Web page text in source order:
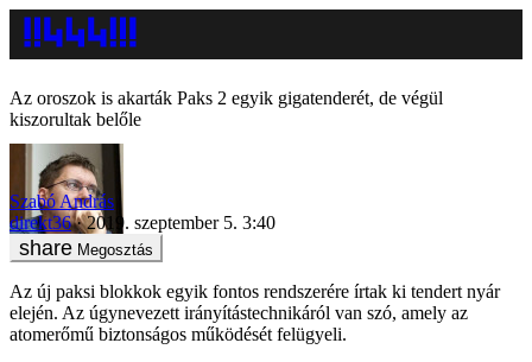
Az oroszok is akarták Paks 2 egyik gigatenderét, de végül
kiszorultak belőle
Szabó András
direkt36
2019. szeptember 5. 3:40
Megosztás
Az új paksi blokkok egyik fontos rendszerére írtak ki tendert nyár
elején. Az úgynevezett irányítástechnikáról van szó, amely az
atomerőmű biztonságos működését felügyeli.